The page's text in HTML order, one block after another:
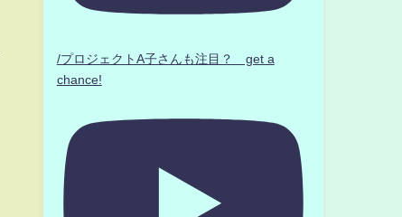
/プロジェクトA子さんも注目？ get a
chance!